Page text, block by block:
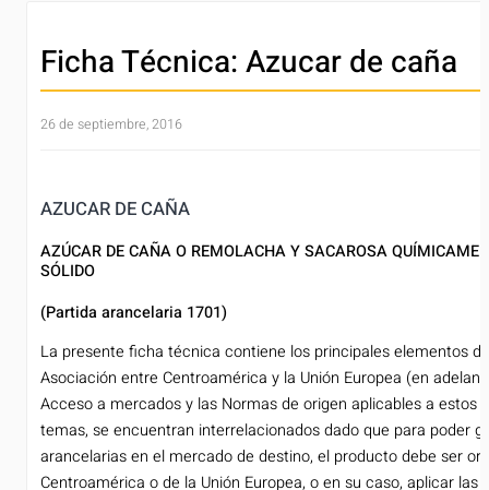
Ficha Técnica: Azucar de caña
26 de septiembre, 2016
AZUCAR DE CAÑA
AZÚCAR DE CAÑA O REMOLACHA Y SACAROSA
SÓLIDO
(Partida arancelaria 1701)
La presente ficha técnica contiene los principales elementos
Asociación entre Centroamérica y la Unión Europea (en
Acceso a mercados y las Normas de origen aplicables a estos
temas, se encuentran interrelacionados dado que para poder
arancelarias en el mercado de destino, el producto debe ser
Centroamérica o de la Unión Europea, o en su caso, aplicar las